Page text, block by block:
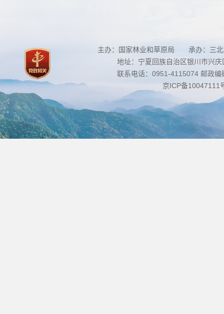
主办：国家林业和草原局 承办：三北
地址：宁夏回族自治区银川市兴
联系电话：0951-4115074 邮政
京ICP备10047111